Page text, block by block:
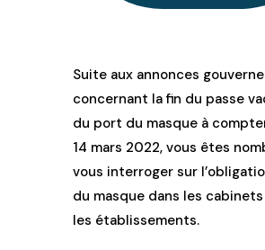
Suite aux annonces
concernant la fin du passe
du port du masque à
14 mars 2022, vous êtes
vous interroger sur
du masque dans les
les établissements.